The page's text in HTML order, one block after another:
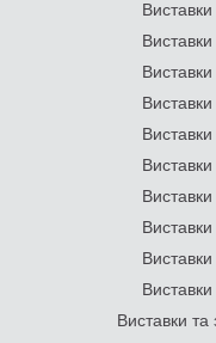
Виставки